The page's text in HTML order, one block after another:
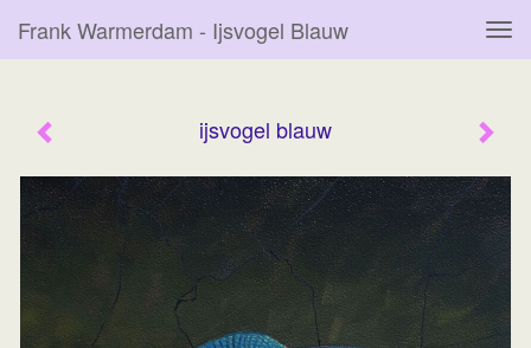
Frank Warmerdam - Ijsvogel Blauw
ijsvogel blauw